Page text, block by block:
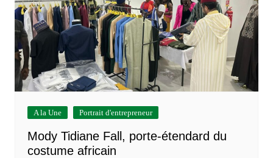
A la Une Portrait d'entrepreneur
Mody Tidiane Fall, porte-étendard du
costume africain